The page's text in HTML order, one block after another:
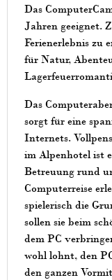
Das
Jahren geeignet.
Ferienerlebnis zu
für Natur,
Das
sorgt für eine
Internets.
im Alpenhotel ist
Betreuung rund
Computerreise
spielerisch die
sollen sie beim
dem PC
wohl lohnt, den
den ganzen